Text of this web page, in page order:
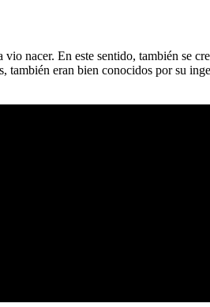
nacer. En este sentido, también se
eran bien conocidos por su